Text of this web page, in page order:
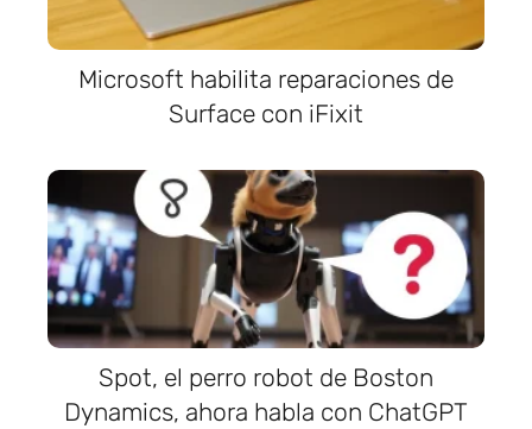
Microsoft habilita reparaciones de
Surface con iFixit
Spot, el perro robot de Boston
Dynamics, ahora habla con ChatGPT